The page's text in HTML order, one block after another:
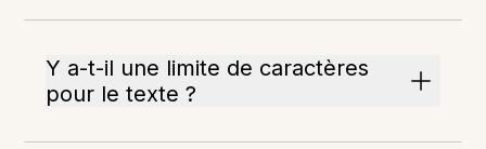
Y a-t-il une limite de caractères
pour le texte ?